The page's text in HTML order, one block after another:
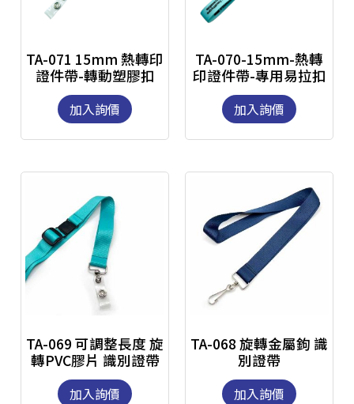
TA-071 15mm 熱轉印
證件帶-轉動塑膠扣
加入詢價
TA-070-15mm-熱轉
印證件帶-專用易拉扣
加入詢價
TA-069 可調整長度 旋
轉PVC膠片 識別證帶
加入詢價
TA-068 旋轉金屬鉤 識
別證帶
加入詢價